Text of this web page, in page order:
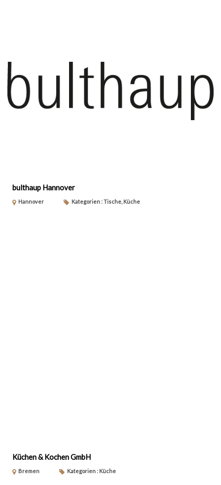
bulthaup Hannover
Hannover Kategorien : Tische, Küche
Küchen & Kochen GmbH
Bremen Kategorien : Küche